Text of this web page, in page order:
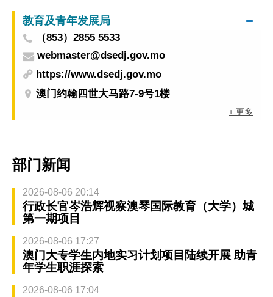
教育及青年发展局
（853）2855 5533
webmaster@dsedj.gov.mo
https://www.dsedj.gov.mo
澳门约翰四世大马路7-9号1楼
+ 更多
部门新闻
2026-08-06 20:14
行政长官岑浩辉视察澳琴国际教育（大学）城
第一期项目
2026-08-06 17:27
澳门大专学生内地实习计划项目陆续开展 助青
年学生职涯探索
2026-08-06 17:04